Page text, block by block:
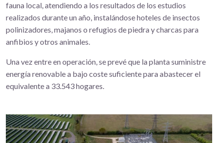
fauna local, atendiendo a los resultados de los estudios
realizados durante un año, instalándose hoteles de insectos
polinizadores, majanos o refugios de piedra y charcas para
anfibios y otros animales.
Una vez entre en operación, se prevé que la planta suministre
energía renovable a bajo coste suficiente para abastecer el
equivalente a 33.543 hogares.